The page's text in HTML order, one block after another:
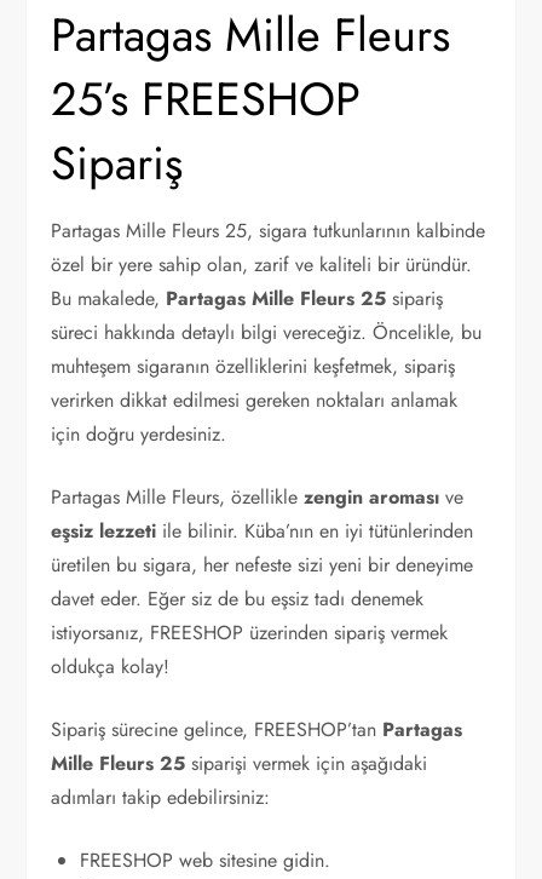
Partagas Mille Fleurs
25’s FREESHOP
Sipariş
Partagas Mille Fleurs 25, sigara tutkunlarının kalbinde
özel bir yere sahip olan, zarif ve kaliteli bir üründür.
Bu makalede, Partagas Mille Fleurs 25 sipariş
süreci hakkında detaylı bilgi vereceğiz. Öncelikle, bu
muhteşem sigaranın özelliklerini keşfetmek, sipariş
verirken dikkat edilmesi gereken noktaları anlamak
için doğru yerdesiniz.
Partagas Mille Fleurs, özelliklezengin aroması ve
eşsiz lezzeti ile bilinir. Küba’nın en iyi tütünlerinden
üretilen bu sigara, her nefeste sizi yeni bir deneyime
davet eder. Eğer siz de bu eşsiz tadı denemek
istiyorsanız, FREESHOP üzerinden sipariş vermek
oldukça kolay!
Sipariş sürecine gelince, FREESHOP’tan Partagas
Mille Fleurs 25 siparişi vermek için aşağıdaki
adımları takip edebilirsiniz:
FREESHOP web sitesine gidin.